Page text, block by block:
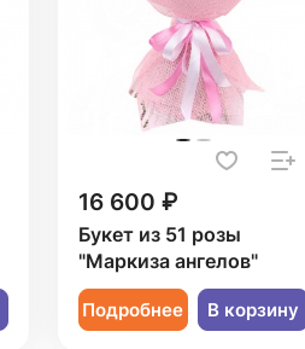
16 600 ₽
Букет из 51 розы
"Маркиза ангелов"
Подробнее В корзину